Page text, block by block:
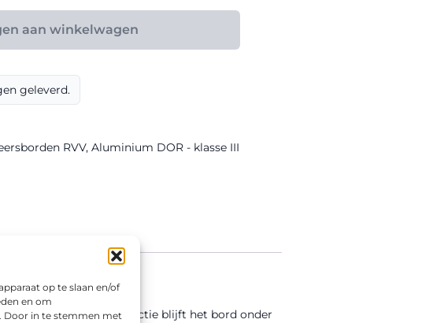
op te slaan en/of
en om
Door in te stemmen met
aan winkelwagen
geleverd.
RVV, Aluminium DOR - klasse III
de klasse III reflectie blijft het bord onder